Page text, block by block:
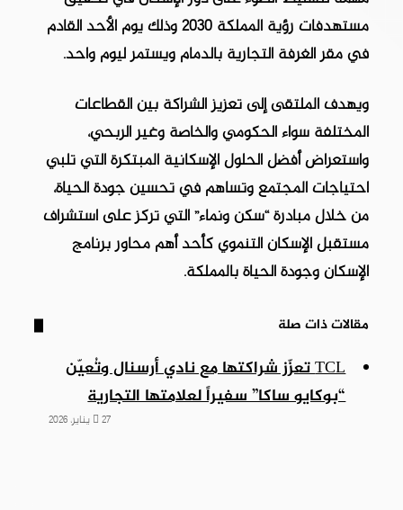
مستهدفات رؤية المملكة 2030 وذلك يوم الأحد القادم
في مقر الغرفة التجارية بالدمام ويستمر ليوم واحد.
ويهدف الملتقى إلى تعزيز الشراكة بين القطاعات
المختلفة سواء الحكومي والخاصة وغير الربحي،
واستعراض أفضل الحلول الإسكانية المبتكرة التي تلبي
احتياجات المجتمع وتساهم في تحسين جودة الحياة،
من خلال مبادرة “سكن ونماء” التي تركز على استشراف
مستقبل الإسكان التنموي كأحد أهم محاور برنامج
الإسكان وجودة الحياة بالمملكة.
مقالات ذات صلة
TCL تعزّز شراكتها مع نادي أرسنال وتُعيّن
“بوكايو ساكا” سفيراً لعلامتها التجارية
27 يناير، 2026